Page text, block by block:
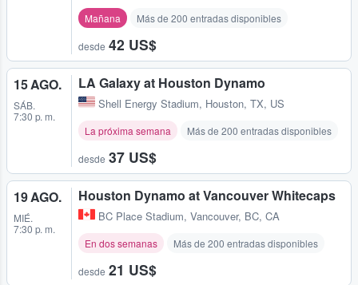
Mañana Más de 200 entradas disponibles
desde 42 US$
15 AGO.
SÁB.
7:30 p. m.
LA Galaxy at Houston Dynamo
Shell Energy Stadium, Houston, TX, US
La próxima semana Más de 200 entradas disponibles
desde 37 US$
19 AGO.
MIÉ.
7:30 p. m.
Houston Dynamo at Vancouver Whitecaps
BC Place Stadium, Vancouver, BC, CA
En dos semanas Más de 200 entradas disponibles
desde 21 US$